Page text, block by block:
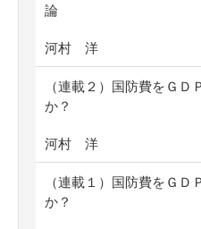
論
河村 洋
（連載２）国防費をＧ
か？
河村 洋
（連載１）国防費をＧ
か？